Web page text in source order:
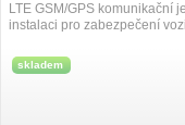
LTE GSM/GPS komunikační
instalaci pro zabezpečení
skladem